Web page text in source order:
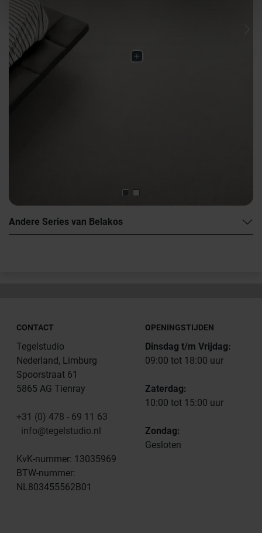
Previous
Andere Series van Belakos
CONTACT
Tegelstudio
Nederland, Limburg
Spoorstraat 61
5865 AG Tienray
+31 (0) 478 - 69 11 63
info@tegelstudio.nl
KvK-nummer: 13035969
BTW-nummer:
NL803455562B01
OPENINGSTIJDEN
Dinsdag t/m Vrijdag:
09:00 tot 18:00 uur
Zaterdag:
10:00 tot 15:00 uur
Zondag:
Gesloten